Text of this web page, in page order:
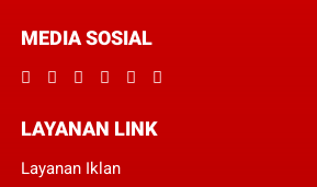
MEDIA SOSIAL
LAYANAN LINK
Layanan Iklan